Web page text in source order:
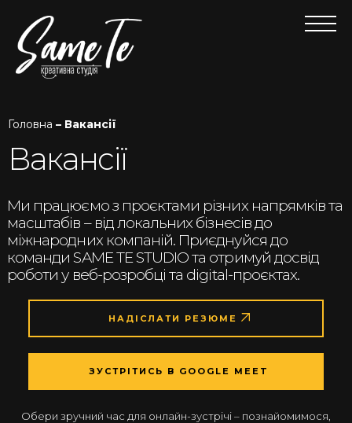
Головна – Вакансії
Вакансії
Ми працюємо з проєктами різних напрямків та
масштабів – від локальних бізнесів до
міжнародних компаній. Приєднуйся до
команди SAME TE STUDIO та отримуй досвід
роботи у веб-розробці та digital-проєктах.
НАДІСЛАТИ РЕЗЮМЕ
ЗУСТРІТИСЬ В GOOGLE MEET
Обери зручний час для онлайн-зустрічі – познайомимося,